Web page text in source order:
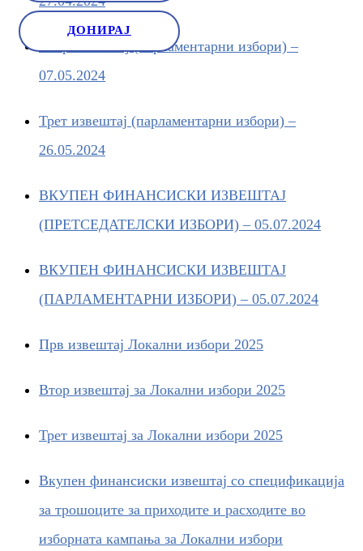
ДОНИРАЈ
Втор извештај (парламентарни избори) –
07.05.2024
Трет извештај (парламентарни избори) –
26.05.2024
ВКУПЕН ФИНАНСИСКИ ИЗВЕШТАЈ
(ПРЕТСЕДАТЕЛСКИ ИЗБОРИ) – 05.07.2024
ВКУПЕН ФИНАНСИСКИ ИЗВЕШТАЈ
(ПАРЛАМЕНТАРНИ ИЗБОРИ) – 05.07.2024
Прв извештаj Локални избори 2025
Втор извештај за Локални избори 2025
Трет извештај за Локални избори 2025
Вкупен финансиски извештај со спецификација
за трошоците за приходите и расходите во
изборната кампања за Локални избори